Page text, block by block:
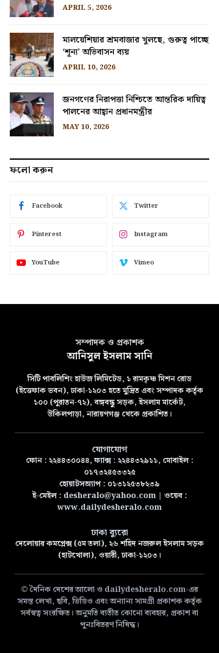
APRIL 5, 2026
মালয়েশিয়ার শ্রমবাজার খুলছে, গুরুত্ব পাচ্ছে
‘শূন্য’ অভিবাসন ব্যয়
APRIL 10, 2026
জনগণের নিরাপত্তা নিশ্চিতে আন্তরিক দায়িত্ব
পালনের আহ্বান প্রধানমন্ত্রীর
MAY 10, 2026
ফলো করুন
Facebook Twitter
Pinterest Instagram
YouTube Vimeo
সম্পাদক ও প্রকাশক
আনিসুল ইসলাম সানি
সিটি পাবলিশিং হাউজ লিমিটেড, ১ রামকৃষ্ণ মিশন রোড
(ইত্তেফাক ভবন), ঢাকা-১২০৩ হতে মুদ্রিত এবং সম্পাদক কর্তৃক
১০০ (পুরাতন-৭২), বঙ্গবন্ধু সড়ক, ইসলাম মার্কেট,
উকিলপাড়া, নারায়ণগঞ্জ থেকে প্রকাশিত।
যোগাযোগ
ফোন : ২২৪৪৩০০৪৪, ফ্যাক্স : ২২৪৪৩২৯১১, মোবাইল :
০১৭৩২৪৫৩৩২৫
হোয়াটসঅ্যাপ : ০১৩১২৫৩৮২৩৯
ই-মেইল : desheralo@yahoo.com| ওয়েব :
www.dailydesheralo.com
ঢাকা ব্যুরো
দেলোয়ার কমপ্লেক্স (৫ম তলা), ২৬ শহিদ নজরুল ইসলাম সড়ক
(হাটখোলা), ওয়ারী, ঢাকা-১২০৩।
© দৈনিক দেশের আলো ও dailydesheralo.com-এর
সমস্ত লেখা, ছবি, ভিডিও এবং অন্যান্য সামগ্রী প্রকাশক কর্তৃক
সর্বস্বত্ব সংরক্ষিত। অনুমতি ব্যতীত কোনো ব্যবহার, প্রকাশ বা
পুনঃবিতরণ নিষিদ্ধ।